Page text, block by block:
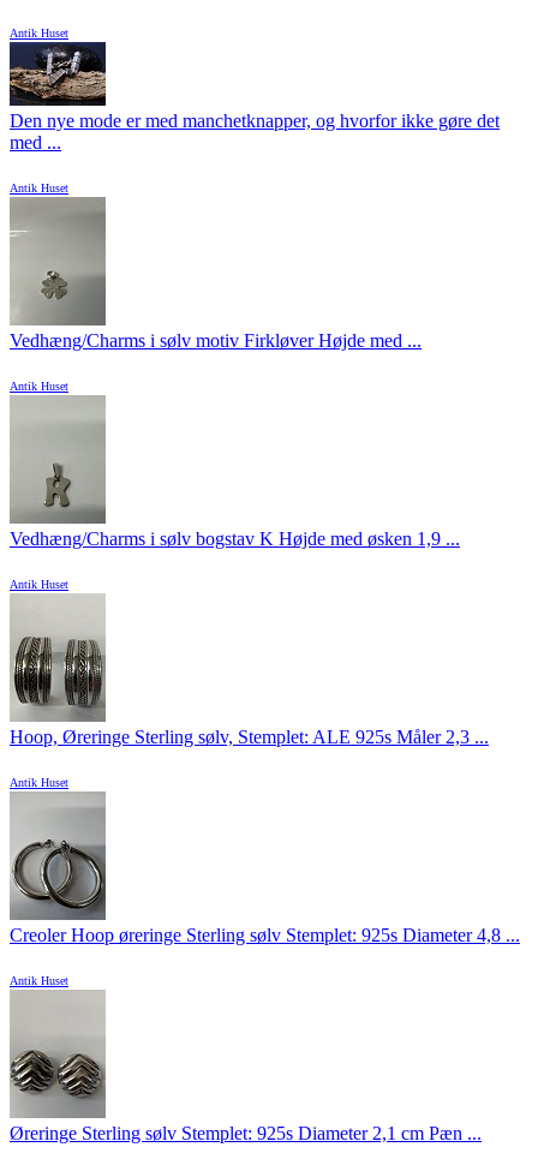
Antik Huset
Den nye mode er med manchetknapper, og hvorfor ikke gøre det
med ...
Antik Huset
Vedhæng/Charms i sølv motiv Firkløver Højde med ...
Antik Huset
Vedhæng/Charms i sølv bogstav K Højde med øsken 1,9 ...
Antik Huset
Hoop, Øreringe Sterling sølv, Stemplet: ALE 925s Måler 2,3 ...
Antik Huset
Creoler Hoop øreringe Sterling sølv Stemplet: 925s Diameter 4,8 ...
Antik Huset
Øreringe Sterling sølv Stemplet: 925s Diameter 2,1 cm Pæn ...